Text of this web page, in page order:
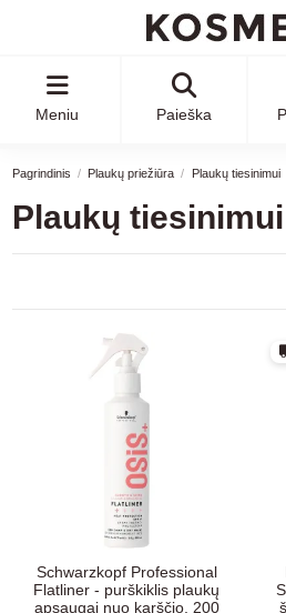
Meniu Paieška
Pagrindinis Plaukų priežiūra Plaukų tiesinimui
Plaukų tiesinimui
Schwarzkopf Professional
Flatliner - purškiklis plaukų
apsaugai nuo karščio, 200